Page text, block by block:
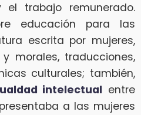
el trabajo remunerado.
educación para las
escrita por mujeres,
morales, traducciones,
culturales; también,
intelectual entre
a las mujeres